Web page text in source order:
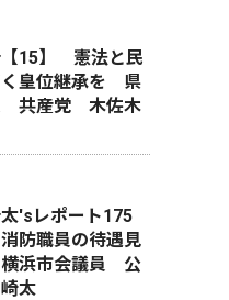
と音楽が
中距離
会が総会
【15】 憲法と民
く皇位継承を 県
共産党 木佐木
'sレポート175
防職員の待遇見
浜市会議員 公
太